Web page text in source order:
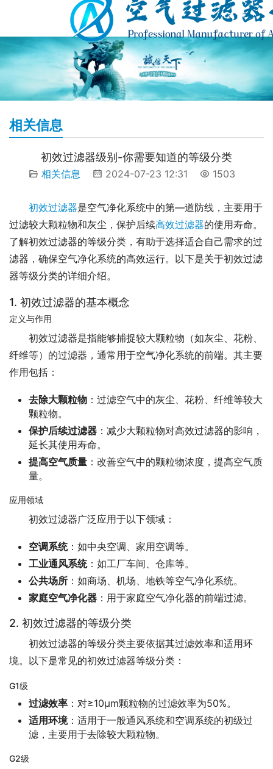
相关信息
初效过滤器级别-你需要知道的等级分类
相关信息 2024-07-23 12:31 1503
初效过滤器是空气净化系统中的第—道防线，主要用于
过滤较大颗粒物和灰尘，保护后续高效过滤器的使用寿命。
了解初效过滤器的等级分类，有助于选择适合自己需求的过
滤器，确保空气净化系统的高效运行。以下是关于初效过滤
器等级分类的详细介绍。
1. 初效过滤器的基本概念
定义与作用
初效过滤器是指能够捕捉较大颗粒物（如灰尘、花粉、
纤维等）的过滤器，通常用于空气净化系统的前端。其主要
作用包括：
去除大颗粒物 ：过滤空气中的灰尘、花粉、纤维等较大
颗粒物。
保护后续过滤器 ：减少大颗粒物对高效过滤器的影响，
延长其使用寿命。
提高空气质量 ：改善空气中的颗粒物浓度，提高空气质
量。
应用领域
初效过滤器广泛应用于以下领域：
空调系统：如中央空调、家用空调等。
工业通风系统：如工厂车间、仓库等。
公共场所 ：如商场、机场、地铁等空气净化系统。
家庭空气净化器 ：用于家庭空气净化器的前端过滤。
2. 初效过滤器的等级分类
初效过滤器的等级分类主要依据其过滤效率和适用环
境。以下是常见的初效过滤器等级分类：
G1级
过滤效率 ：对≥10μm颗粒物的过滤效率为50%。
适用环境：适用于一般通风系统和空调系统的初级过
滤，主要用于去除较大颗粒物。
G2级